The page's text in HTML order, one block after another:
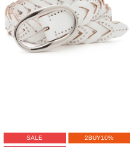
SALE 2BUY10%